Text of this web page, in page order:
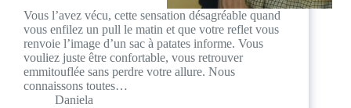
Vous l’avez vécu, cette sensation désagréable quand
vous enfilez un pull le matin et que votre reflet vous
renvoie l’image d’un sac à patates informe. Vous
vouliez juste être confortable, vous retrouver
emmitouflée sans perdre votre allure. Nous
connaissons toutes…
Daniela